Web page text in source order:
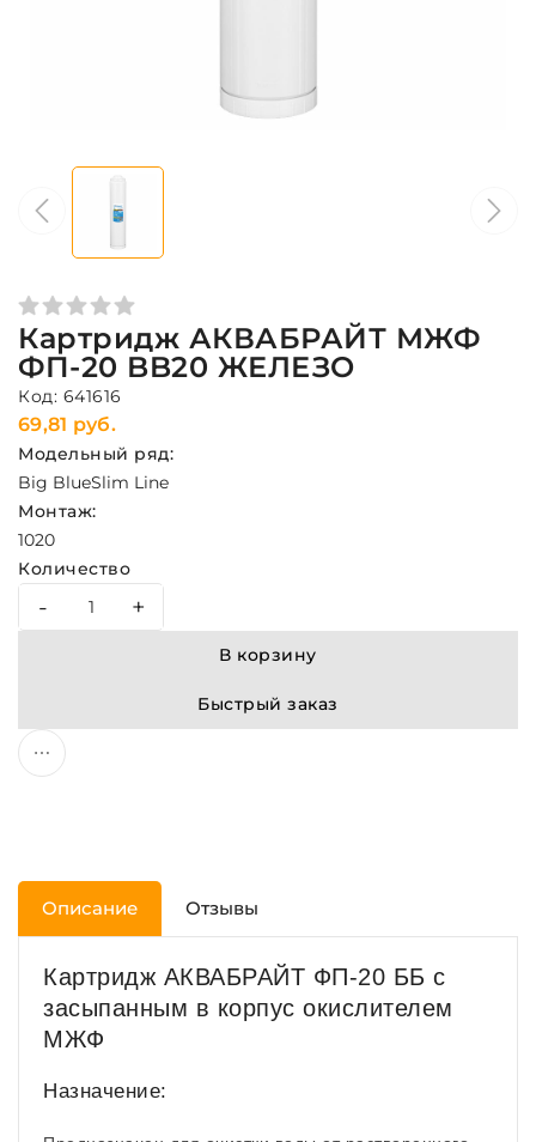
Картридж АКВАБРАЙТ МЖФ
ФП-20 BB20 ЖЕЛЕЗО
Код: 641616
69,81 руб.
Модельный ряд:
Big BlueSlim Line
Монтаж:
1020
Количество
- +
В корзину
Быстрый заказ
Описание Отзывы
Картридж АКВАБРАЙТ ФП-20 ББ с
засыпанным в корпус окислителем
МЖФ
Назначение: